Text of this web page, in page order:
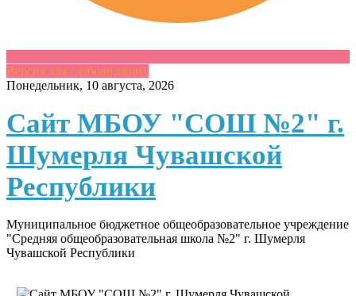
Версия для слабовидящих
Skip
content
Понедельник, 10 августа, 2026
Сайт МБОУ "СОШ №2" г.
Шумерля Чувашской
Республики
Муниципальное бюджетное общеобразовательное учреждение
"Средняя общеобразовательная школа №2" г. Шумерля
Чувашской Республики